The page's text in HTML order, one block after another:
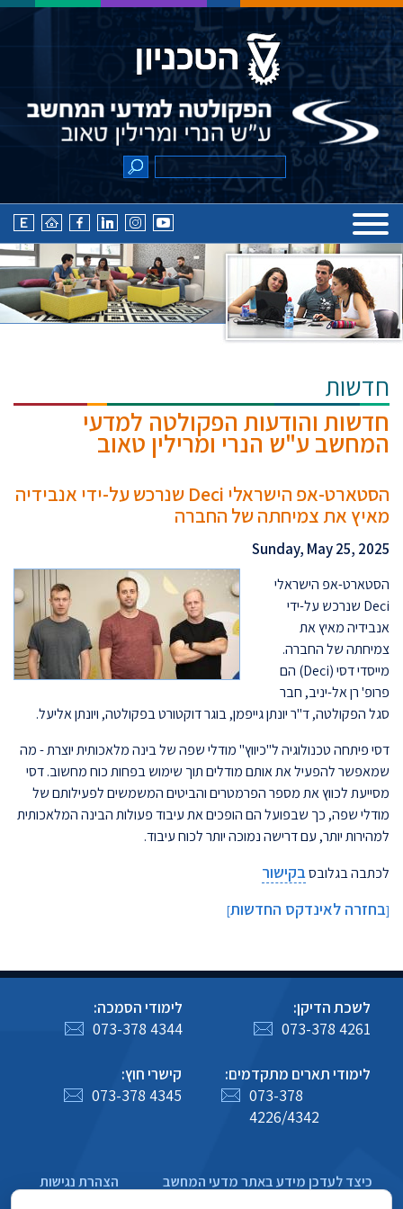
חדשות
חדשות והודעות הפקולטה למדעי
המחשב ע"ש הנרי ומרילין טאוב
הסטארט-אפ הישראלי Deci שנרכש על-ידי אנבידיה
מאיץ את צמיחתה של החברה
Sunday, May 25, 2025
הסטארט-אפ הישראלי
Deci שנרכש על-ידי
אנבידיה מאיץ את
צמיחתה של החברה.
מייסדי דסי (Deci) הם
פרופ' רן אל-יניב, חבר
סגל הפקולטה, ד"ר יונתן גייפמן, בוגר דוקטורט בפקולטה, ויונתן אליעל.
דסי פיתחה טכנולוגיה ל"כיווץ" מודלי שפה של בינה מלאכותית יוצרת - מה
שמאפשר להפעיל את אותם מודלים תוך שימוש בפחות כוח מחשוב. דסי
מסייעת לכווץ את מספר הפרמטרים והביטים המשמשים לפעילותם של
מודלי שפה, כך שבפועל הם הופכים את עיבוד פעולות הבינה המלאכותית
למהירות יותר, עם דרישה נמוכה יותר לכוח עיבוד.
לכתבה בגלובסבקישור
[בחזרה לאינדקס החדשות]
לשכת הדיקן:
073-378 4261
לימודי הסמכה:
073-378 4344
לימודי תארים מתקדמים:
073-378
4226/4342
קישרי חוץ:
073-378 4345
כיצד לעדכן מידע באתר מדעי המחשב
הצהרת נגישות